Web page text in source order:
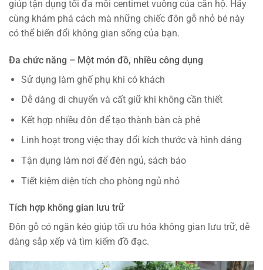
giúp tận dụng tối đa mỗi centimet vuông của căn hộ. Hãy
cùng khám phá cách mà những chiếc đôn gỗ nhỏ bé này
có thể biến đổi không gian sống của bạn.
Đa chức năng – Một món đồ, nhiều công dụng
Sử dụng làm ghế phụ khi có khách
Dễ dàng di chuyển và cất giữ khi không cần thiết
Kết hợp nhiều đôn để tạo thành bàn cà phê
Linh hoạt trong việc thay đổi kích thước và hình dáng
Tận dụng làm nơi để đèn ngủ, sách báo
Tiết kiệm diện tích cho phòng ngủ nhỏ
Tích hợp không gian lưu trữ
Đôn gỗ có ngăn kéo giúp tối ưu hóa không gian lưu trữ, dễ
dàng sắp xếp và tìm kiếm đồ đạc.